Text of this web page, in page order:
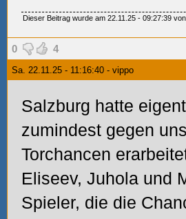
Dieser Beitrag wurde am 22.11.25 - 09:27:39
0 4
Sa. 22.11.25 - 11:16:40 - vippo
Salzburg hatte
zumindest gegen
Torchancen
Eliseev, Juhola und
Spieler, die die